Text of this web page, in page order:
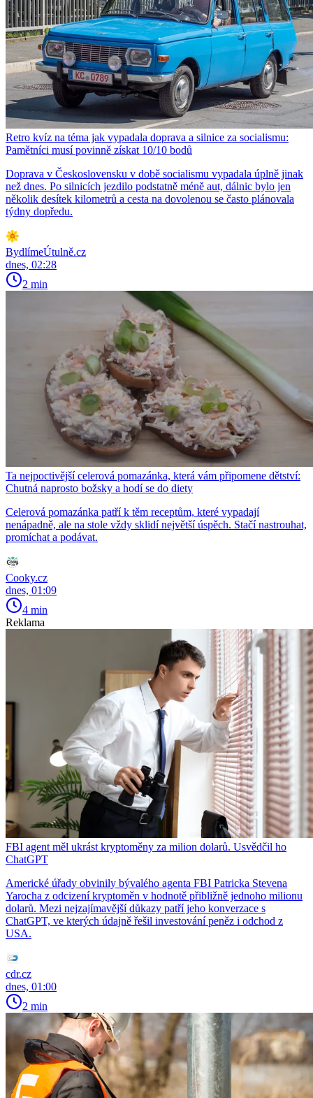
Retro kvíz na téma jak vypadala doprava a silnice za socialismu:
Pamětníci musí povinně získat 10/10 bodů
Doprava v Československu v době socialismu vypadala úplně jinak
než dnes. Po silnicích jezdilo podstatně méně aut, dálnic bylo jen
několik desítek kilometrů a cesta na dovolenou se často plánovala
týdny dopředu.
BydlímeÚtulně.cz
dnes, 02:28
2 min
Ta nejpoctivější celerová pomazánka, která vám připomene dětství:
Chutná naprosto božsky a hodí se do diety
Celerová pomazánka patří k těm receptům, které vypadají
nenápadně, ale na stole vždy sklidí největší úspěch. Stačí nastrouhat,
promíchat a podávat.
Cooky.cz
dnes, 01:09
4 min
Reklama
FBI agent měl ukrást kryptoměny za milion dolarů. Usvědčil ho
ChatGPT
Americké úřady obvinily bývalého agenta FBI Patricka Stevena
Yarocha z odcizení kryptoměn v hodnotě přibližně jednoho milionu
dolarů. Mezi nejzajímavější důkazy patří jeho konverzace s
ChatGPT, ve kterých údajně řešil investování peněz i odchod z
USA.
cdr.cz
dnes, 01:00
2 min